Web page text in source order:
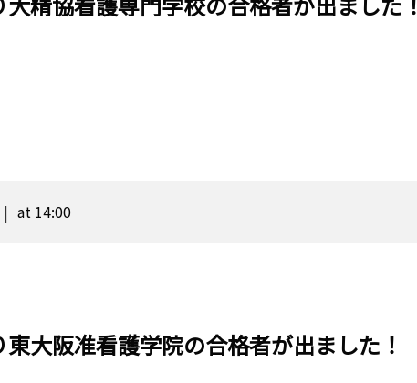
at 14:00
東大阪准看護学院の合格者が出ました！